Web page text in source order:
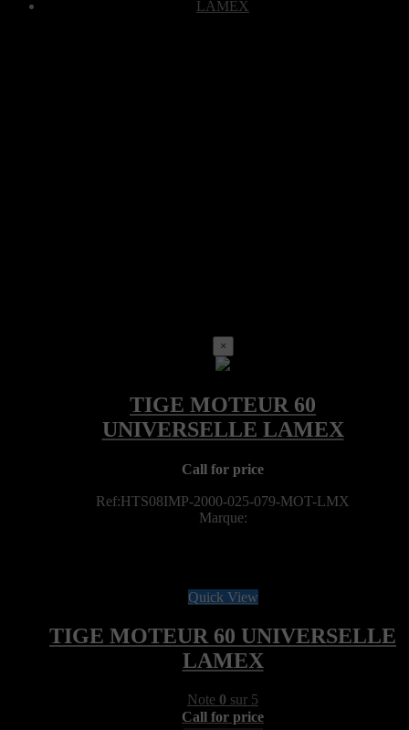
×
Call for price
Ref:HTS08IMP-2000-025-079-MOT-LMX
Marque:
Quick View
TIGE MOTEUR 60 UNIVERSELLE
LAMEX
Note 0 sur 5
Call for price